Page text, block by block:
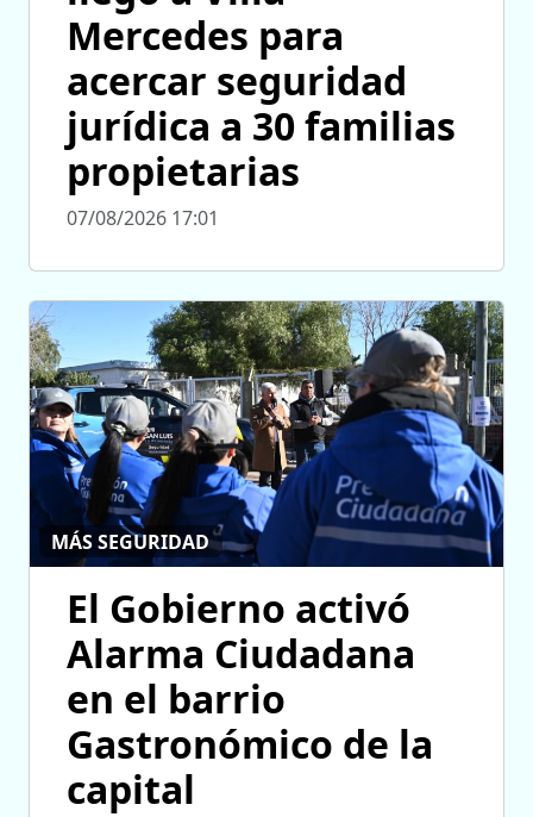
Mercedes para
acercar seguridad
jurídica a 30 familias
propietarias
07/08/2026 17:01
MÁS SEGURIDAD
El Gobierno activó
Alarma Ciudadana
en el barrio
Gastronómico de la
capital